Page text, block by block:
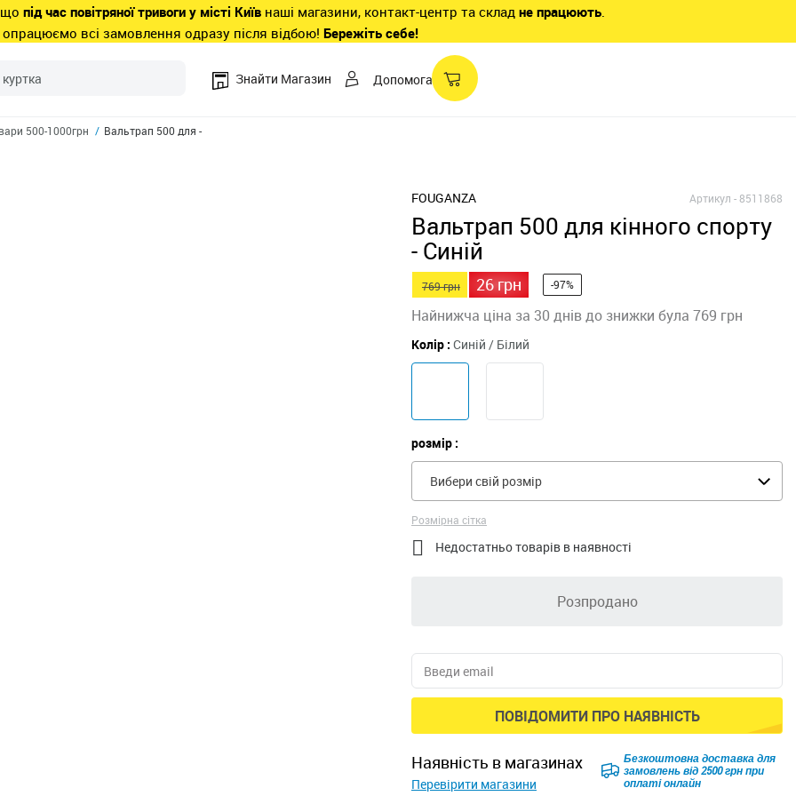
що під час повітряної тривоги у місті Київ наші магазини, контакт-центр та склад не працюють.
всі замовлення одразу після відбою! Бережіть себе!
Знайти Магазин Допомога
500-1000грн Вальтрап 500 для -
FOUGANZA Артикул -8511868
Вальтрап 500 для кінного спорту
- Синій
769 грн 26 грн -97%
Найнижча ціна за 30 днів до знижки була 769 грн
Колір : Синій / Білий
розмір :
Вибери свій розмір
Розмірна сітка
 Недостатньо товарів в наявності
Розпродано
ПОВІДОМИТИ ПРО НАЯВНІСТЬ
наявність в магазинах
Перевірити магазини
Безкоштовна доставка для
замовлень від 2500 грн при
оплаті онлайн